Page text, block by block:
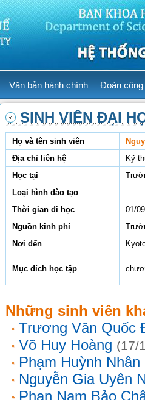
Văn bản hành chính Đoàn công
SINH VIÊN ĐẠI
Họ và tên sinh viên
Địa chỉ liên hệ
Kỹ
Học tại
Loại hình đào tạo
Thời gian đi học
01/
Nguồn kinh phí
Nơi đến
Mục đích học tập
Những sinh viên
Trương Văn Quốc
Võ Huy Hoàng (17/
Phạm Huỳnh Nhân
Nguyễn Gia Uyên
Phan Nam Bảo